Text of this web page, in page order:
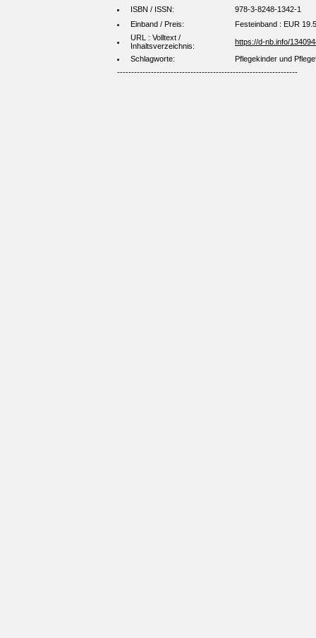
ISBN / ISSN:
978-3-8248-1342-1
Einband / Preis:
Festeinband : EUR
URL : Volltext /
Inhaltsverzeichnis:
https://d-nb.info/
Schlagworte:
Pflegekinder und
----------------------------------------------------------------